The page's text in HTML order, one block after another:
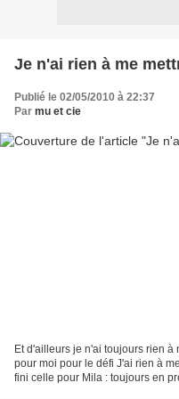
Je n'ai rien à me
Publié le 02/05/2010 à 22:37
Par mu et cie
Et d'ailleurs je n'ai toujours rien à
pour moi pour le défi J'ai rien à
fini celle pour Mila : toujours en